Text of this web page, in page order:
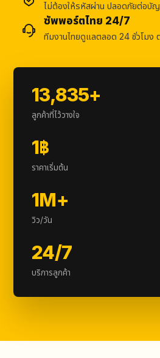
ไม่ต้องให้รหัสผ่าน ปลอดภัยต่อบัญ
ซัพพอร์ตไทย 24/7
ทีมงานไทยดูแลตลอด 24 ชั่วโมง
13,835+
ลูกค้าที่ไว้วางใจ
1฿
ราคาเริ่มต้น
1M+
วิว/วัน
24/7
บริการลูกค้า